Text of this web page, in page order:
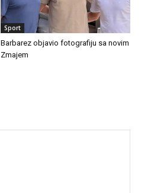
Sport
Barbarez objavio fotografiju sa novim
Zmajem